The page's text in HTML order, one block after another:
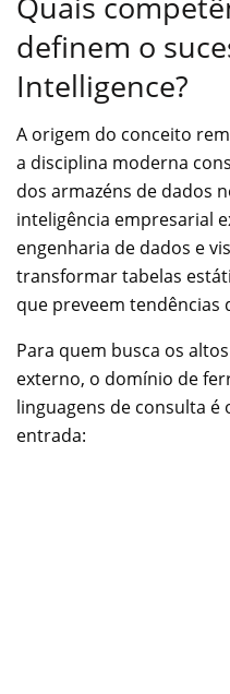
definem o
Intelligence?
A origem do conceito
a disciplina moderna
dos armazéns de dados
inteligência empresarial
engenharia de dados e
transformar tabelas
que preveem tendências
Para quem busca os
externo, o domínio de
linguagens de consulta
entrada: